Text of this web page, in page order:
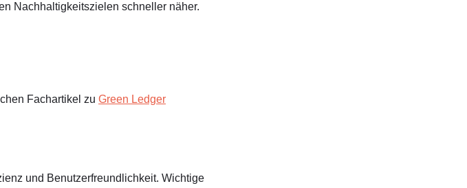
Nachhaltigkeitszielen schneller näher.
Fachartikel zu Green Ledger
und Benutzerfreundlichkeit. Wichtige